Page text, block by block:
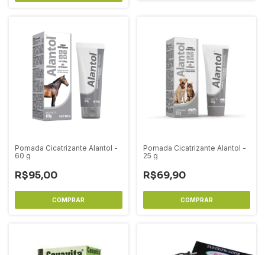
Pomada Cicatrizante Alantol -
60 g
R$95,00
Pomada Cicatrizante Alantol -
25 g
R$69,90